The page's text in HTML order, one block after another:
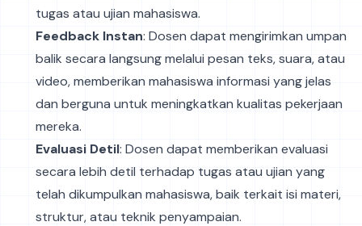
tugas atau ujian mahasiswa.
Feedback Instan: Dosen dapat mengirimkan umpan
balik secara langsung melalui pesan teks, suara, atau
video, memberikan mahasiswa informasi yang jelas
dan berguna untuk meningkatkan kualitas pekerjaan
mereka.
Evaluasi Detil: Dosen dapat memberikan evaluasi
secara lebih detil terhadap tugas atau ujian yang
telah dikumpulkan mahasiswa, baik terkait isi materi,
struktur, atau teknik penyampaian.